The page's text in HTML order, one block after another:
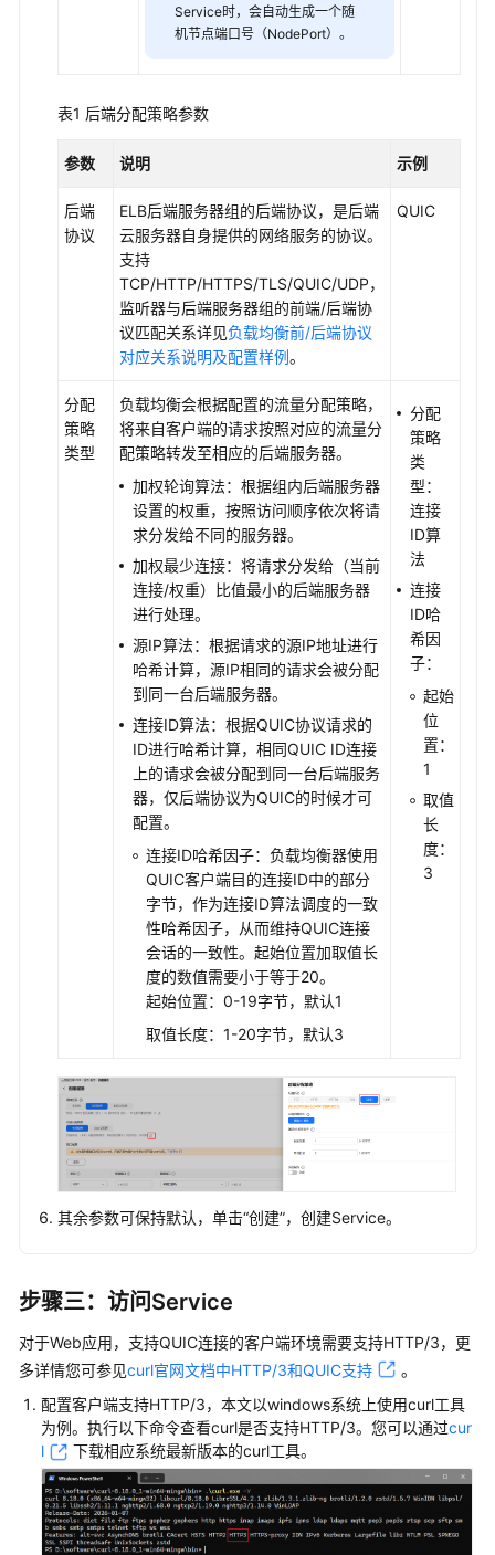
载
衡
Service
配
QUIC
监
听
器
为
负
载
衡
类
型
的
Service
配
置
后
端
为
QUIC
协
议
的
UDP
监
听
器
管
流
量
性
优
置
网
络
与
后
端
配
置
Service时，会自动生成一个随
机节点端口号（NodePort）。
表1 后端分配策略参数
参数 说明 示例
后端
协议
ELB后端服务器组的后端协议，是后端
云服务器自身提供的网络服务的协议。
支持
TCP/HTTP/HTTPS/TLS/QUIC/UDP，
监听器与后端服务器组的前端/后端协
议匹配关系详见负载均衡前/后端协议
对应关系说明及配置样例。
QUIC
分配
策略
类型
负载均衡会根据配置的流量分配策略，
将来自客户端的请求按照对应的流量分
配策略转发至相应的后端服务器。
加权轮询算法：根据组内后端服务器
设置的权重，按照访问顺序依次将请
求分发给不同的服务器。
加权最少连接：将请求分发给（当前
连接/权重）比值最小的后端服务器
进行处理。
源IP算法：根据请求的源IP地址进行
哈希计算，源IP相同的请求会被分配
到同一台后端服务器。
连接ID算法：根据QUIC协议请求的
ID进行哈希计算，相同QUIC ID连接
上的请求会被分配到同一台后端服务
器，仅后端协议为QUIC的时候才可
配置。
连接ID哈希因子：负载均衡器使用
QUIC客户端目的连接ID中的部分
字节，作为连接ID算法调度的一致
性哈希因子，从而维持QUIC连接
会话的一致性。起始位置加取值长
度的数值需要小于等于20。
起始位置：0-19字节，默认1
取值长度：1-20字节，默认3
分配
策略
类
型：
连接
ID算
法
连接
ID哈
希因
子：
起始
位
置：
1
取值
长
度：
3
其余参数可保持默认，单击“创建”，创建Service。
步骤三：访问Service
对于Web应用，支持QUIC连接的客户端环境需要支持HTTP/3，更
多详情您可参见curl官网文档中HTTP/3和QUIC支持
。
配置客户端支持HTTP/3，本文以windows系统上使用curl工具
为例。执行以下命令查看curl是否支持HTTP/3。您可以通过cur
l
下载相应系统最新版本的curl工具。